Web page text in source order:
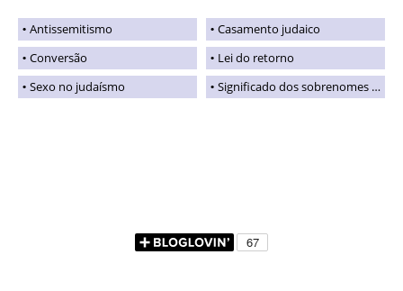
Antissemitismo
Casamento judaico
Conversão
Lei do retorno
Sexo no judaísmo
Significado dos sobrenomes judaicos